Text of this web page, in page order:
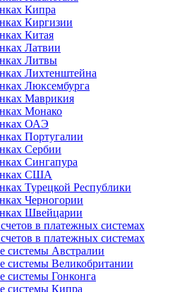
Кипра
Киргизии
Китая
Латвии
Литвы
Лихтенштейна
Люксембурга
Маврикия
Монако
ОАЭ
Португалии
Сербии
Сингапура
США
Турецкой Республики
Черногории
Швейцарии
в платежных системах
в платежных системах
системы Австралии
системы Великобритании
системы Гонконга
системы Кипра